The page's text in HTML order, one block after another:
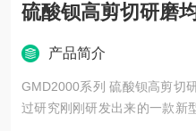
硫酸钡高剪切研磨
产品简介
GMD2000系列 硫酸钡高剪切
过研究刚刚研发出来的一款新